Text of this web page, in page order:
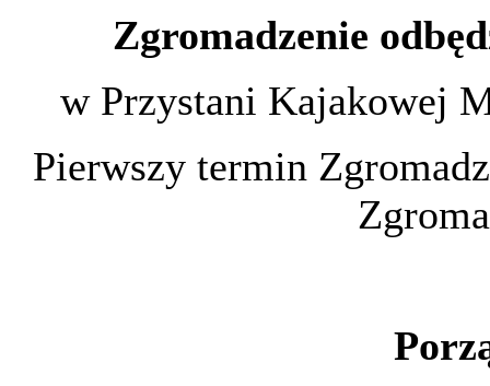
Zgromadzenie
w Przystani Kajakowej
Pierwszy termin